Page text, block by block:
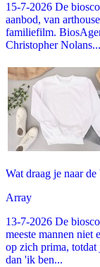
15-7-2026 De
aanbod, van
familiefilm.
Christopher Nolans...
Wat draag je naar de
Array
13-7-2026 De
meeste mannen niet
op zich prima, totdat
dan 'ik ben...